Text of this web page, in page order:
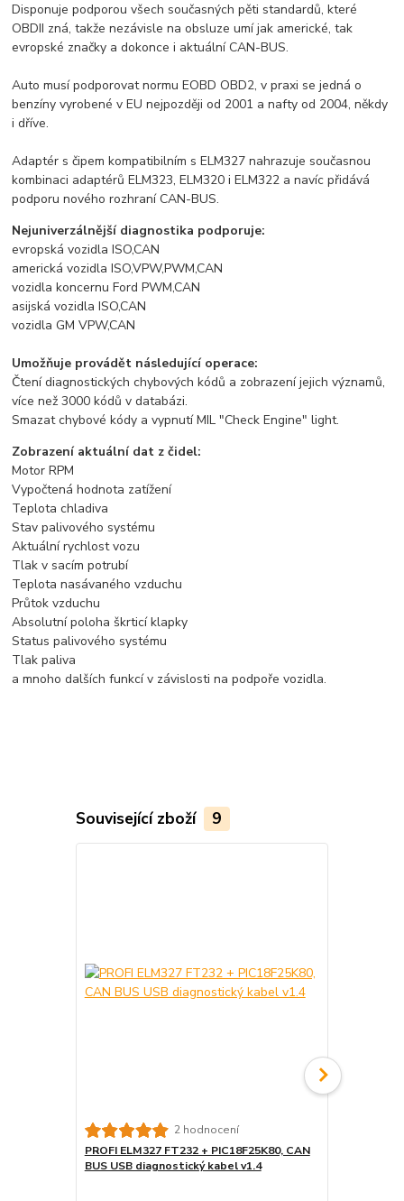
Disponuje podporou všech současných pěti standardů, které
OBDII zná, takže nezávisle na obsluze umí jak americké, tak
evropské značky a dokonce i aktuální CAN-BUS.
Auto musí podporovat normu EOBD OBD2, v praxi se jedná o
benzíny vyrobené v EU nejpozději od 2001 a nafty od 2004, někdy
i dříve.
Adaptér s čipem kompatibilním s ELM327 nahrazuje současnou
kombinaci adaptérů ELM323, ELM320 i ELM322 a navíc přidává
podporu nového rozhraní CAN-BUS.
Nejuniverzálnější diagnostika podporuje:
evropská vozidla ISO,CAN
americká vozidla ISO,VPW,PWM,CAN
vozidla koncernu Ford PWM,CAN
asijská vozidla ISO,CAN
vozidla GM VPW,CAN
Umožňuje provádět následující operace:
Čtení diagnostických chybových kódů a zobrazení jejich významů,
více než 3000 kódů v databázi.
Smazat chybové kódy a vypnutí MIL "Check Engine" light.
Zobrazení aktuální dat z čidel:
Motor RPM
Vypočtená hodnota zatížení
Teplota chladiva
Stav palivového systému
Aktuální rychlost vozu
Tlak v sacím potrubí
Teplota nasávaného vzduchu
Průtok vzduchu
Absolutní poloha škrticí klapky
Status palivového systému
Tlak paliva
a mnoho dalších funkcí v závislosti na podpoře vozidla.
Související zboží 9
2 hodnocení
PROFI ELM327 FT232 + PIC18F25K80, CAN
BUS USB diagnostický kabel v1.4